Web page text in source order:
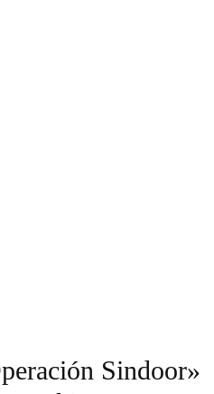
Sindoor»